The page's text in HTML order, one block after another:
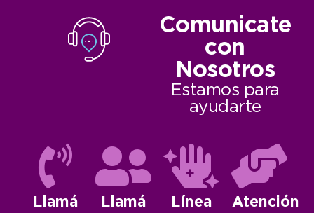
Comunicate
con
Nosotros
Estamos para
ayudarte
Llamá
Llamá
Línea
Atención